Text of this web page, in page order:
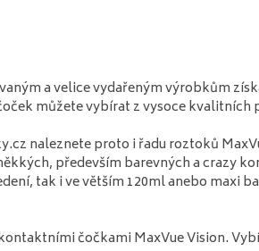
a velice vydařeným výrobkům
můžete vybírat z vysoce kvalitních
naleznete proto i řadu roztoků
především barevných a crazy
tak i ve větším 120ml anebo maxi
čočkami MaxVue Vision.